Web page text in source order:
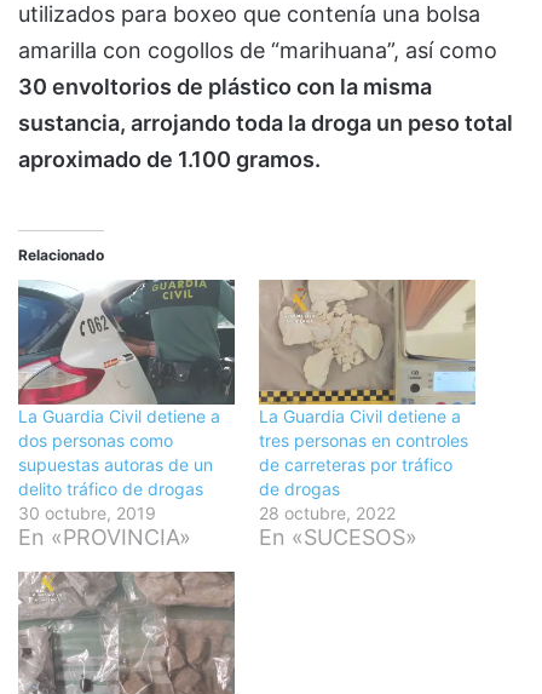
utilizados para boxeo que contenía una bolsa
amarilla con cogollos de “marihuana”, así como
30 envoltorios de plástico con la misma
sustancia, arrojando toda la droga un peso total
aproximado de 1.100 gramos.
Relacionado
La Guardia Civil detiene a
dos personas como
supuestas autoras de un
delito tráfico de drogas
30 octubre, 2019
En «PROVINCIA»
La Guardia Civil detiene a
tres personas en controles
de carreteras por tráfico
de drogas
28 octubre, 2022
En «SUCESOS»